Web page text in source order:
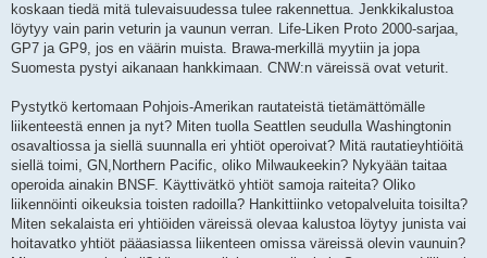
koskaan tiedä mitä tulevaisuudessa tulee rakennettua. Jenkkikalustoa
löytyy vain parin veturin ja vaunun verran. Life-Liken Proto 2000-sarjaa,
GP7 ja GP9, jos en väärin muista. Brawa-merkillä myytiin ja jopa
Suomesta pystyi aikanaan hankkimaan. CNW:n väreissä ovat veturit.
Pystytkö kertomaan Pohjois-Amerikan rautateistä tietämättömälle
liikenteestä ennen ja nyt? Miten tuolla Seattlen seudulla Washingtonin
osavaltiossa ja siellä suunnalla eri yhtiöt operoivat? Mitä rautatieyhtiöitä
siellä toimi, GN,Northern Pacific, oliko Milwaukeekin? Nykyään taitaa
operoida ainakin BNSF. Käyttivätkö yhtiöt samoja raiteita? Oliko
liikennöinti oikeuksia toisten radoilla? Hankittiinko vetopalveluita toisilta?
Miten sekalaista eri yhtiöiden väreissä olevaa kalustoa löytyy junista vai
hoitavatko yhtiöt pääasiassa liikenteen omissa väreissä olevin vaunuin?